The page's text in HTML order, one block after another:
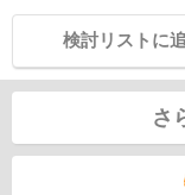
検討リストに
さ